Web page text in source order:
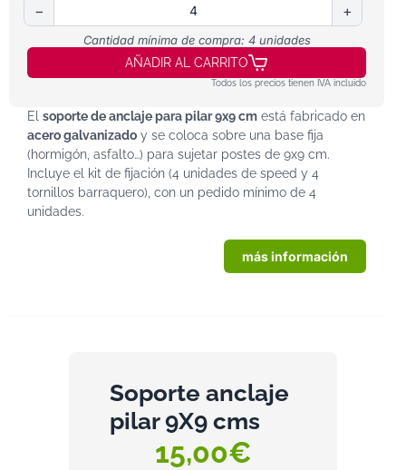
− +
Cantidad mínima de compra: 4 unidades
AÑADIR AL CARRITO
Todos los precios tienen IVA incluido
El soporte de anclaje para pilar 9x9 cm está fabricado en
acero galvanizado y se coloca sobre una base fija
(hormigón, asfalto…) para sujetar postes de 9x9 cm.
Incluye el kit de fijación (4 unidades de speed y 4
tornillos barraquero), con un pedido mínimo de 4
unidades.
más información
Soporte anclaje
pilar 9X9 cms
15,00€